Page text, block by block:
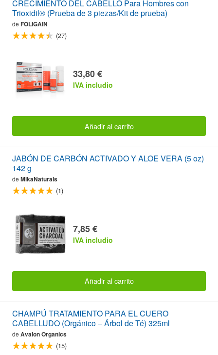
CRECIMIENTO DEL CABELLO Para Hombres con
Trioxidil® (Prueba de 3 piezas/Kit de prueba)
de FOLIGAIN
(27)
33,80 €
IVA includio
Añadir al carrito
JABÓN DE CARBÓN ACTIVADO Y ALOE VERA (5 oz)
142 g
de MikaNaturals
(1)
7,85 €
IVA includio
Añadir al carrito
CHAMPÚ TRATAMIENTO PARA EL CUERO
CABELLUDO (Orgánico – Árbol de Té) 325ml
de Avalon Organics
(15)